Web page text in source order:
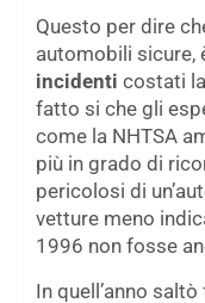
Questo per dire
automobili sicure,
incidenti costati
fatto si che gli
come la NHTSA
più in grado di
pericolosi di
vetture meno
1996 non fosse
In quell’anno